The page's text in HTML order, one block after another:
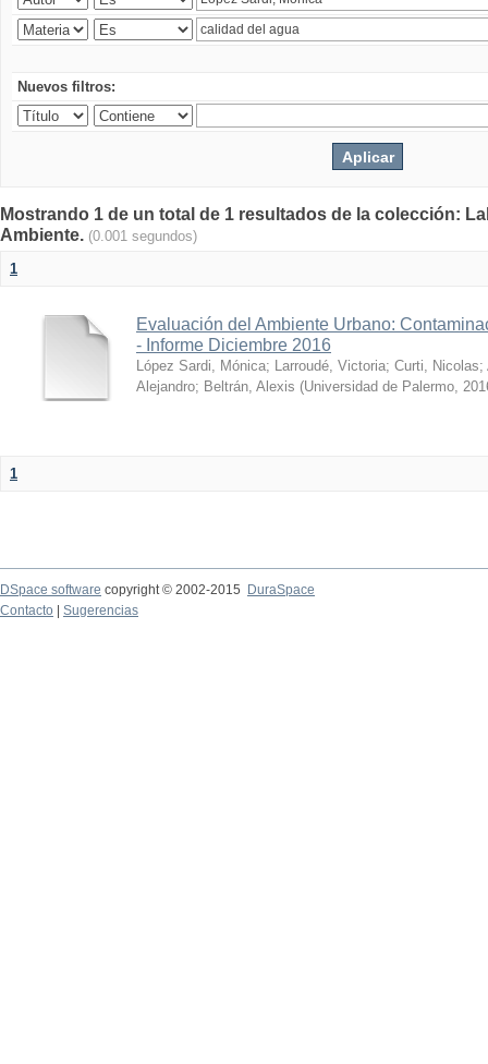
Nuevos filtros:
Mostrando 1 de un total de 1 resultados de la colección:
Ambiente. (0.001 segundos)
1
Evaluación del Ambiente Urbano:
- Informe Diciembre 2016
López Sardi, Mónica; Larroudé, Victoria; Curti, Nicolas;
Alejandro; Beltrán, Alexis (Universidad de Palermo,
1
DSpace software copyright © 2002-2015
DuraSpace
Contacto
Sugerencias